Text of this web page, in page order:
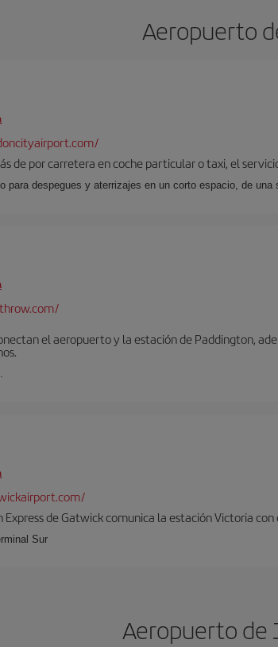
Aeropuerto
de por carretera en coche particular o taxi, el
para despegues y aterrizajes en un corto espacio, de una
el aeropuerto y la estación de Paddington,
Express de Gatwick comunica la estación Victoria
Sur
Aeropuerto de